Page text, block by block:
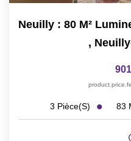
,
3 Pièce(s) 83